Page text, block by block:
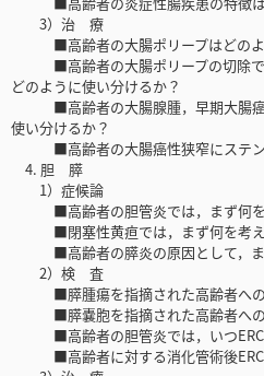
3）治 療
■高齢者の大腸ポリープはどのよ
■高齢者の大腸ポリープの切除で
どのように使い分けるか？
■高齢者の大腸腺腫，早期大腸癌
使い分けるか？
■高齢者の大腸癌性狭窄にステン
4. 胆 膵
1）症候論
■高齢者の胆管炎では，まず何を
■閉塞性黄疸では，まず何を考え
■高齢者の膵炎の原因として，ま
2）検 査
■膵腫瘍を指摘された高齢者への
■膵嚢胞を指摘された高齢者への
■高齢者の胆管炎では，いつ
■高齢者に対する消化管術後